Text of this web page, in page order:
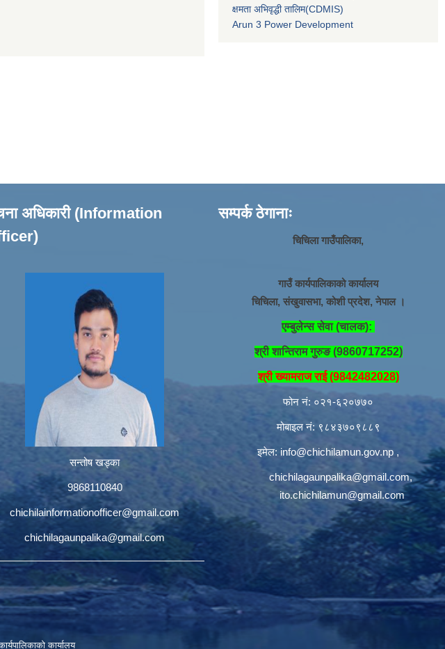
क्षमता अभिवृद्धी तालिम(CDMIS)
Arun 3 Power Development
अधिकारी (Information
सन्तोष खड्का
9868110840
chichilainformationofficer@gmail.com
chichilagaunpalika@gmail.com
सम्पर्क ठेगानाः
चिचिला गाउँपालिका,
गाउँ कार्यपालिकाको कार्यालय
चिचिला, संखुवासभा, कोशी प्रदेश, नेपाल ।
एम्बुलेन्स सेवा (चालक):
श्री शान्तिराम गुरुङ (9860717252)
श्री ख्यामराज राई (9842482028)
फोन नं: ०२१-६२०७७०
मोबाइल नं: ९८४३७०९८८९
इमेल: info@chichilamun.gov.np ,
chichilagaunpalika@gmail.com,
ito.chichilamun@gmail.com
कार्यालय